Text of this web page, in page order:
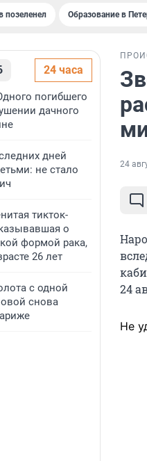
позеленел Образование в
24 часа
погибшего
дачного
дней
не стало
тикток-
о
формой рака,
26 лет
с одной
снова
24
24
Не